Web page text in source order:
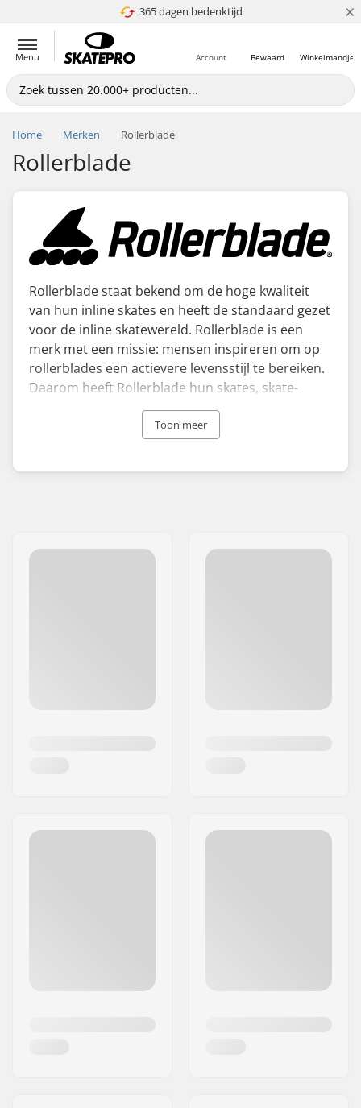
365 dagen bedenktijd
4.8 van 5 ×
Menu Winkelmandje
Bewaard
Account
Home Merken Rollerblade
Rollerblade
Rollerblade staat bekend om de hoge kwaliteit
van hun inline skates en heeft de standaard gezet
voor de inline skatewereld. Rollerblade is een
merk met een missie: mensen inspireren om op
rollerblades een actievere levensstijl te bereiken.
Daarom heeft Rollerblade hun skates, skate-
onderdelen en beschermende uitrusting zo
ontworpen dat het authentiek en vooruitstrevend
Sinds de oprichting in de VS in 1982 heeft
vonden zij het bekroonde ABT-remsysteem uit.
innovatieve producten en ontwerpen blijft
Toon meer